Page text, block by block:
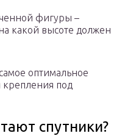
фигуры –
какой высоте должен
оптимальное
крепления под
спутники?